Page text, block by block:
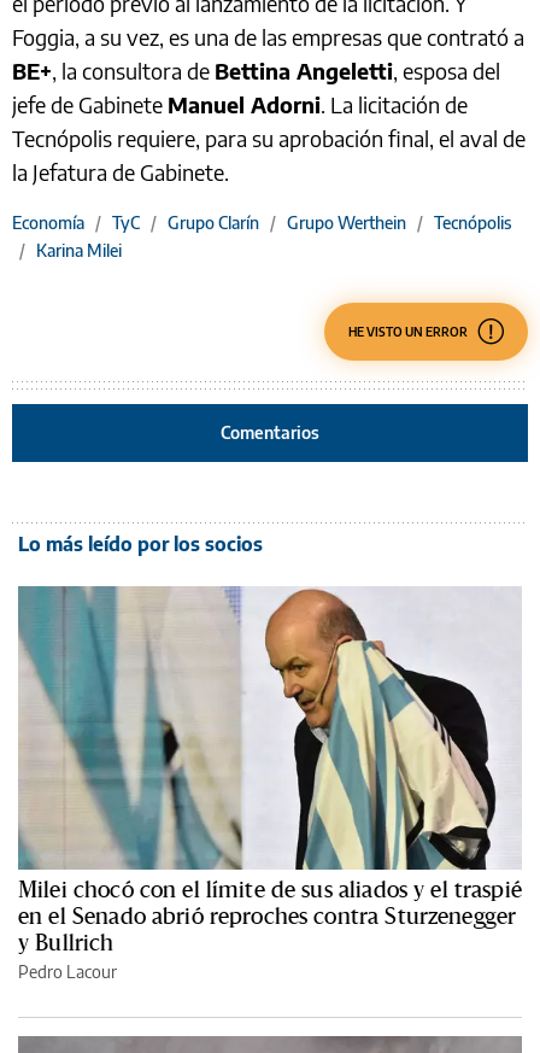
Foggia, a su vez, es una de las empresas que contrató a
BE+, la consultora de Bettina Angeletti, esposa del
jefe de Gabinete Manuel Adorni. La licitación de
Tecnópolis requiere, para su aprobación final, el aval de
la Jefatura de Gabinete.
Economía / TyC / Grupo Clarín / Grupo Werthein / Tecnópolis
/ Karina Milei
HE VISTO UN ERROR
Comentarios
Lo más leído por los socios
Milei chocó con el límite de sus aliados y el traspié
en el Senado abrió reproches contra Sturzenegger
y Bullrich
Pedro Lacour